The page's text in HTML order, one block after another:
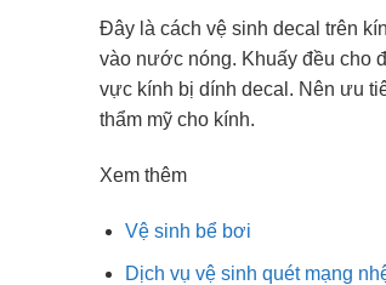
Đây là cách vệ sinh decal trên
vào nước nóng. Khuấy đều cho
vực kính bị dính decal. Nên ưu
thẩm mỹ cho kính.
Xem thêm
Vệ sinh bể bơi
Dịch vụ vệ sinh quét mạng